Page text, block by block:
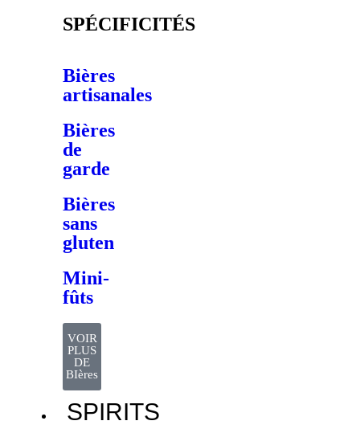
SPÉCIFICITÉS
Bières
artisanales
Bières
de
garde
Bières
sans
gluten
Mini-
fûts
VOIR
PLUS
DE
BIères
SPIRITS